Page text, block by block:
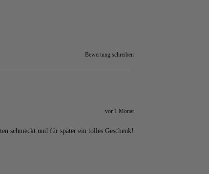
Bewertung schreiben
vor 1 Monat
schmeckt und für später ein tolles Geschenk!